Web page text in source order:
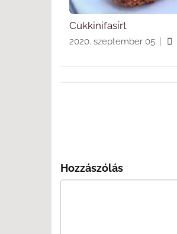
Cukkinifasírt
2020. szeptember 05.
Hozzászólás